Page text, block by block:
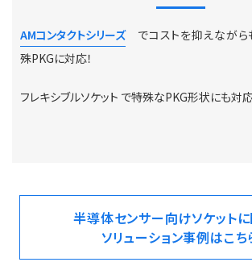
AMコンタクトシリーズでコストを抑えながら
殊PKGに対応！
フレキシブルソケット で特殊なPKG形状にも対応
半導体センサー向けソケット
ソリューション事例はこち